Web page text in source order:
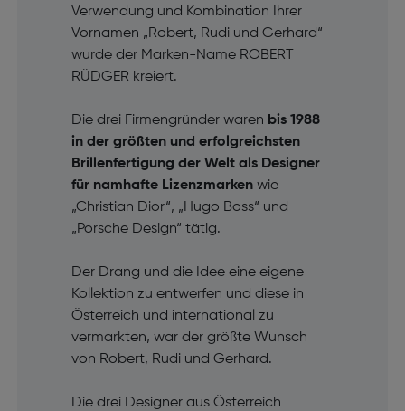
Verwendung und Kombination Ihrer
Vornamen „Robert, Rudi und Gerhard“
wurde der Marken-Name ROBERT
RÜDGER kreiert.
Die drei Firmengründer waren bis 1988
in der größten und erfolgreichsten
Brillenfertigung der Welt als Designer
für namhafte Lizenzmarkenwie
„Christian Dior“, „Hugo Boss“ und
„Porsche Design“ tätig.
Der Drang und die Idee eine eigene
Kollektion zu entwerfen und diese in
Österreich und international zu
vermarkten, war der größte Wunsch
von Robert, Rudi und Gerhard.
Die drei Designer aus Österreich